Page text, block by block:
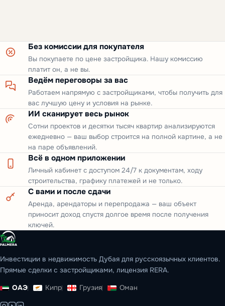
Без комиссии для покупателя
Вы покупаете по цене застройщика. Нашу комиссию
платит он, а не вы.
Ведём переговоры за вас
Работаем напрямую с застройщиками, чтобы получить для
вас лучшую цену и условия на рынке.
ИИ сканирует весь рынок
Сотни проектов и десятки тысяч квартир анализируются
ежедневно — ваш выбор строится на полной картине, а не
на паре объявлений.
Всё в одном приложении
Личный кабинет с доступом 24/7 к документам, ходу
строительства, графику платежей и не только.
С вами и после сдачи
Аренда, арендаторы и перепродажа — ваш объект
приносит доход спустя долгое время после получения
ключей.
Инвестиции в недвижимость Дубая для русскоязычных клиентов.
Прямые сделки с застройщиками, лицензия RERA.
ОАЭ Кипр Грузия Оман